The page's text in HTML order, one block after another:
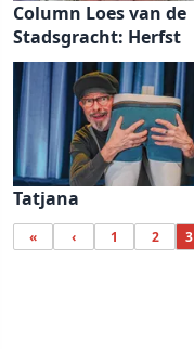
Column Loes van de
Stadsgracht: Herfst
Tatjana
« ‹ 1 2 3